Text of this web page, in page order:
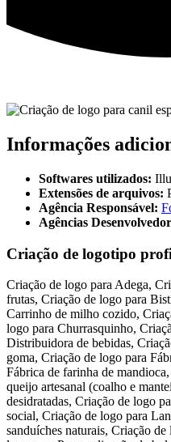
Informações
Softwares utilizados:
Extensões de arquivos:
Agência Responsável:
Agências
Criação de logotipo
Criação de logo para Adega, Criação de logo para Alimentos congelados, Criação de logo para Bar, Criação de logo para Beneficiamento da castanha de caju, Criação de logo para Beneficiamento de legumes e frutas, Criação de logo para Bistrô, Criação de logo para Buffet, Criação de logo para Cachaçaria, Criação de logo para Café Expresso, Criação de logo para Carrinho de cachorro-quente, Criação de logo para Carrinho de milho cozido, Criação de logo para Carrinho de pipoca, Criação de logo para Casa de bolos e tortas, Criação de logo para Casa de sucos, Criação de logo para Churrasco em domicílio, Criação de logo para Churrasquinho, Criação de logo para Comercialização de água mineral, Criação de logo para Creperia, Criação de logo para Croissanteria, Criação de logo para Delicatessen, Criação de logo para Distribuidora de bebidas, Criação de logo para Empacotadora de cereais, Criação de logo para Engarrafamento de agua mineral, Criação de logo para Escola de culinária, Criação de logo para Fábrica de balas de goma, Criação de logo para Fábrica de biscoito, Criação de logo para Fábrica de Conservas, Criação de logo para Fábrica de doces e geléias, Criação de logo para Fábrica de embutidos, Criação de logo para Fábrica de farinha de mandioca, Criação de logo para Fábrica de gelo, Criação de logo para Fábrica de polpa de frutas, Criação de logo para Fábrica de produtos de chocolate, Criação de logo para Fábrica de queijo artesanal (coalho e manteiga), Criação de logo